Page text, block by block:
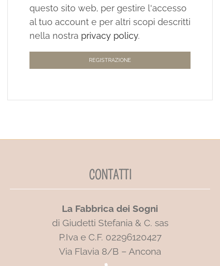
questo sito web, per gestire l'accesso
al tuo account e per altri scopi descritti
nella nostra privacy policy.
REGISTRAZIONE
CONTATTI
La Fabbrica dei Sogni
di Giudetti Stefania & C. sas
P.Iva e C.F. 02296120427
Via Flavia 8/B – Ancona